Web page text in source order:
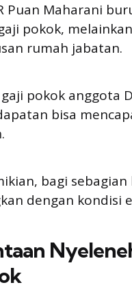
Puan Maharani
pokok,
rumah jabatan.
pokok anggota
bisa
bagi
dengan kondisi